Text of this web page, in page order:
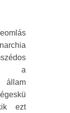
a
állam
ezt